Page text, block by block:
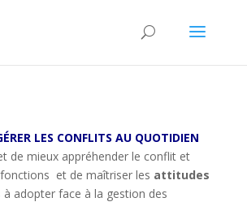
LES CONFLITS AU QUOTIDIEN
de mieux appréhender le conflit et
et de maîtriser les attitudes
à adopter face à la gestion des